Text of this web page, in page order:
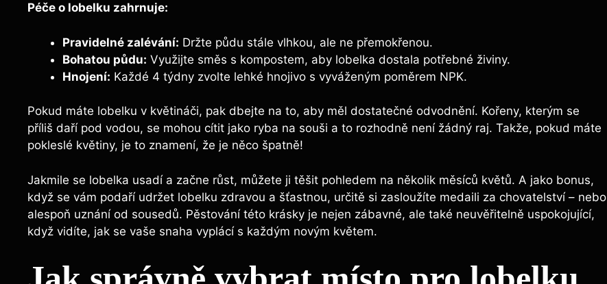
Péče o lobelku zahrnuje:
Pravidelné zalévání: Držte půdu stále vlhkou, ale ne přemokřenou.
Bohatou půdu: Využijte směs s kompostem, aby lobelka dostala potřebné živiny.
Hnojení: Každé 4 týdny zvolte lehké hnojivo s vyváženým poměrem NPK.
Pokud máte lobelku v květináči, pak dbejte na to, aby měl dostatečné odvodnění. Kořeny, kterým se
příliš daří pod vodou, se mohou cítit jako ryba na souši a to rozhodně není žádný raj. Takže, pokud máte
pokleslé květiny, je to znamení, že je něco špatně!
Jakmile se lobelka usadí a začne růst, můžete ji těšit pohledem na několik měsíců květů. A jako bonus,
když se vám podaří udržet lobelku zdravou a šťastnou, určitě si zasloužíte medaili za chovatelství – nebo
alespoň uznání od sousedů. Pěstování této krásky je nejen zábavné, ale také neuvěřitelně uspokojující,
když vidíte, jak se vaše snaha vyplácí s každým novým květem.